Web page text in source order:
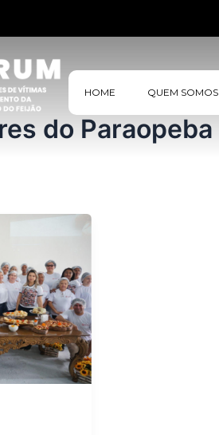
HOME QUEM SOMOS
do Paraopeba